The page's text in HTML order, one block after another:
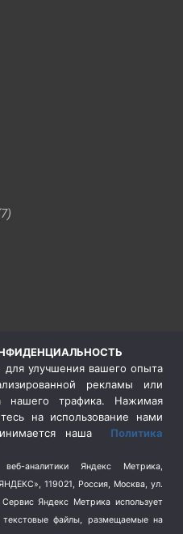
улучшения вашего опыта
рекламы или
нашего трафика. Нажимая
на использование нами
наша Политика
аналитики Яндекс Метрика,
119021, Россия, Москва, ул.
Яндекс Метрика использует
файлы, размещаемые на